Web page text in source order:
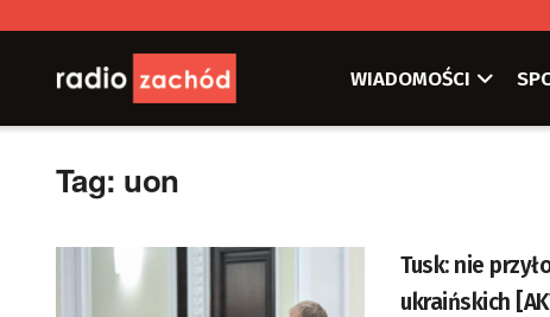
WIADOMOŚCI
Tag: uon
Tusk: nie
ukraińskich